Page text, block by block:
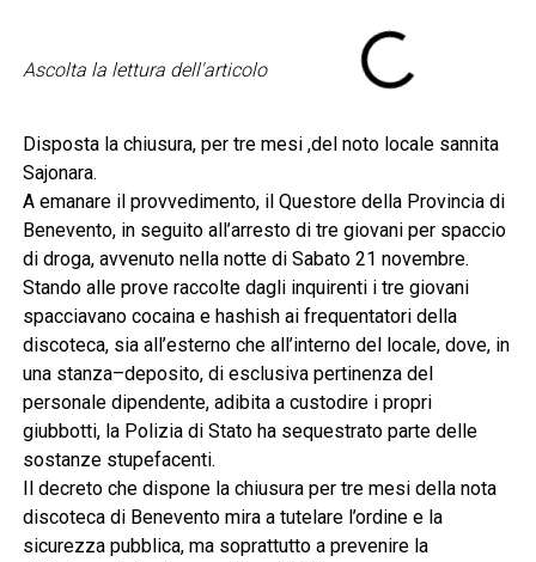
Ascolta la lettura dell'articolo
Disposta la chiusura, per tre mesi ,del noto locale sannita
Sajonara.
A emanare il provvedimento, il Questore della Provincia di
Benevento, in seguito all’arresto di tre giovani per spaccio
di droga, avvenuto nella notte di Sabato 21 novembre.
Stando alle prove raccolte dagli inquirenti i tre giovani
spacciavano cocaina e hashish ai frequentatori della
discoteca, sia all’esterno che all’interno del locale, dove, in
una stanza–deposito, di esclusiva pertinenza del
personale dipendente, adibita a custodire i propri
giubbotti, la Polizia di Stato ha sequestrato parte delle
sostanze stupefacenti.
Il decreto che dispone la chiusura per tre mesi della nota
discoteca di Benevento mira a tutelare l’ordine e la
sicurezza pubblica, ma soprattutto a prevenire la